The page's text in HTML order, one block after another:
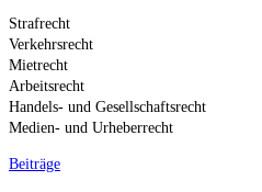
Strafrecht
Verkehrsrecht
Mietrecht
Arbeitsrecht
Handels- und Gesellschaftsrecht
Medien- und Urheberrecht
Beiträge